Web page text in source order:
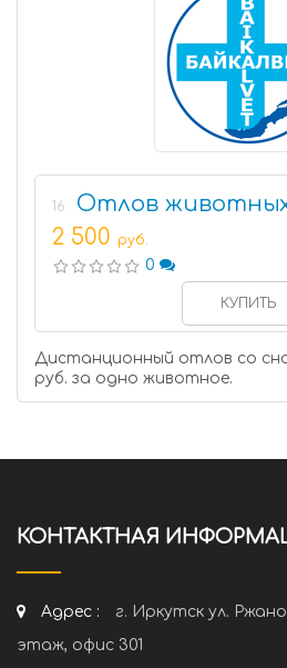
16
Отлов животных
2 500 руб.
0
КУПИТЬ
Дистанционный отлов со
руб. за одно животное.
КОНТАКТНАЯ
Адрес :
г. Иркутск ул.
этаж, офис 301